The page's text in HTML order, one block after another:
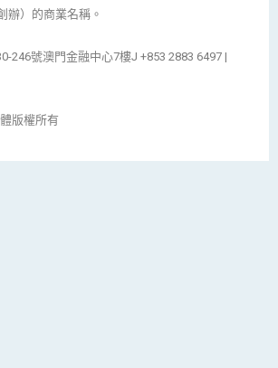
辦）的商業名稱。
246號澳門金融中心7樓J +853 2883 6497 |
版權所有